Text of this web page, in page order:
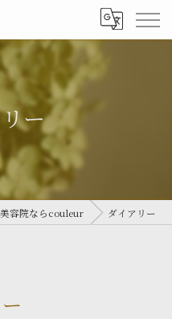
ー
容院ならcouleur ダイアリー